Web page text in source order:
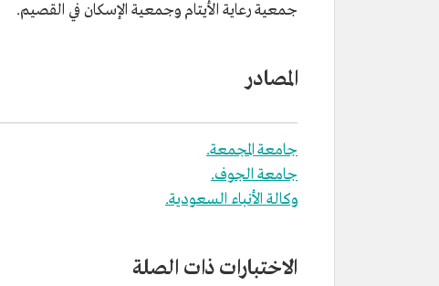
جمعية رعاية الأيتام وجمعية الإسكان في القصيم.
المصادر
جامعة المجمعة.
جامعة الجوف.
وكالة الأنباء السعودية.
الاختبارات ذات الصلة